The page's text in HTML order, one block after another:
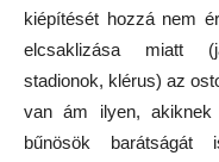
kiépítését hozzá nem
elcsaklizása miatt
stadionok, klérus) az
van ám ilyen, akiknek
bűnösök